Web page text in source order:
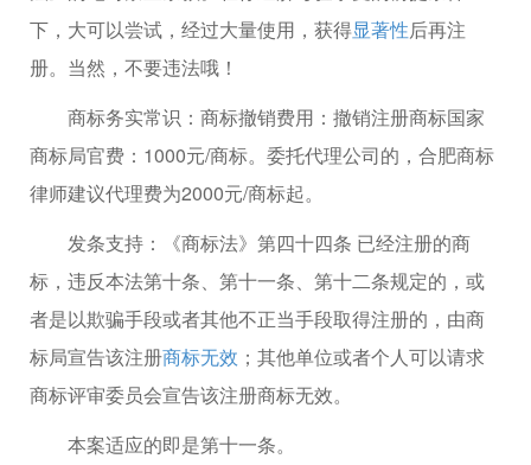
下，大可以尝试，经过大量使用，获得显著性后再注
册。当然，不要违法哦！
商标务实常识：商标撤销费用：撤销注册商标国家
商标局官费：1000元/商标。委托代理公司的，合肥商标
律师建议代理费为2000元/商标起。
发条支持：《商标法》第四十四条 已经注册的商
标，违反本法第十条、第十一条、第十二条规定的，或
者是以欺骗手段或者其他不正当手段取得注册的，由商
标局宣告该注册商标无效 ；其他单位或者个人可以请求
商标评审委员会宣告该注册商标无效。
本案适应的即是第十一条。